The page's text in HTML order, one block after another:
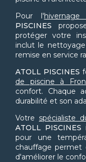
Pour l'
PISCINES
protéger votre
inclut le
remise en service
ATOLL PISCINES
de piscine à
confort. Chaque
durabilité et son
Votre spécialiste
ATOLL PISCINES
pour une
chauffage permet
d'améliorer le